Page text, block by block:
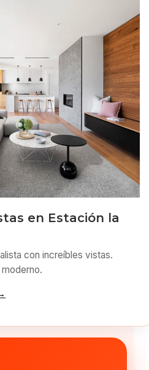
en Estación la
con increíbles vistas.